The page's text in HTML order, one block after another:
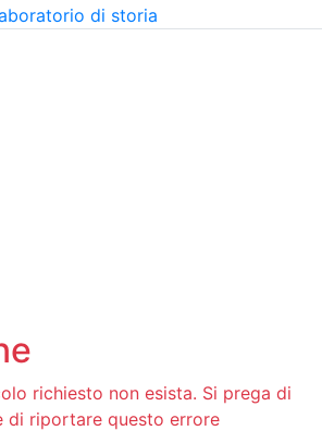
richiesto non esista. Si prega di
di riportare questo errore